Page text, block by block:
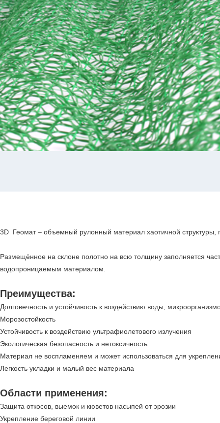
3D Геомат – объемный рулонный материал хаотичной
Размещённое на склоне полотно на всю толщину заполняется
водопроницаемым материалом.
Преимущества:
Долговечность и устойчивость к воздействию воды,
Морозостойкость
Устойчивость к воздействию ультрафиолетового излучения
Экологическая безопасность и нетоксичность
Материал не воспламеняем и может использоваться для
Легкость укладки и малый вес материала
Области применения:
Защита откосов, выемок и кюветов насыпей от эрозии
Укрепление береговой линии